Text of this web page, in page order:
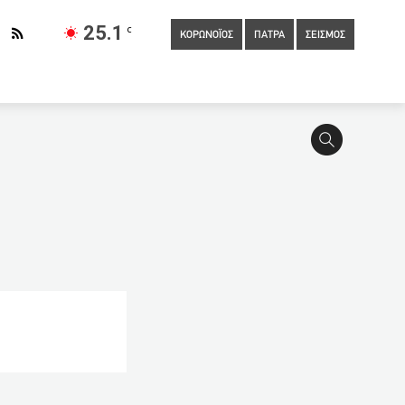
25.1 C
ΚΟΡΩΝΟΪΟΣ ΠΑΤΡΑ ΣΕΙΣΜΟΣ
Ιερέας από την Κύπρο «πολιορκούσε» 14χρονη από
Πάτρα: Πορεία για το εργασιακό από το